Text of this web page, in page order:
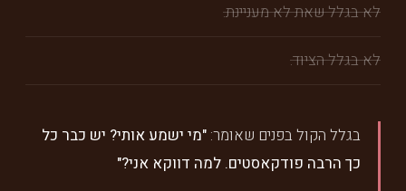
לא בגלל שאת לא מעניינת.
לא בגלל הציוד.
בגלל הקול בפנים שאומר: "מי ישמע אותי? יש כבר כל
כך הרבה פודקאסטים. למה דווקא אני?"